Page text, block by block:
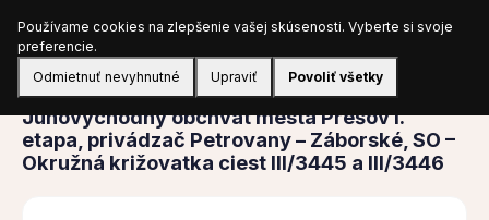
Prihlásiť sa
Obstarávanie
Juhovýchodný obchvat mesta Prešov I.
etapa, privádzač Petrovany – Záborské, SO –
Okružná križovatka ciest III/3445 a III/3446
Používame cookies na zlepšenie vašej skúsenosti. Vyberte si svoje
preferencie.
Odmietnuť nevyhnutné
Upraviť Povoliť všetky